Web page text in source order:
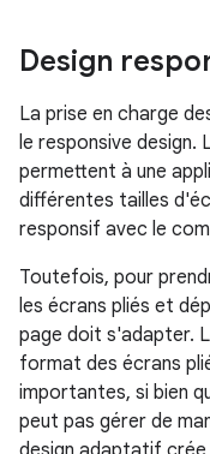
Design
La prise en charge
le responsive design.
permettent à une
différentes tailles
responsif avec le
Toutefois, pour
les écrans pliés et
page doit s'adapter.
format des écrans
importantes, si bien
peut pas gérer de